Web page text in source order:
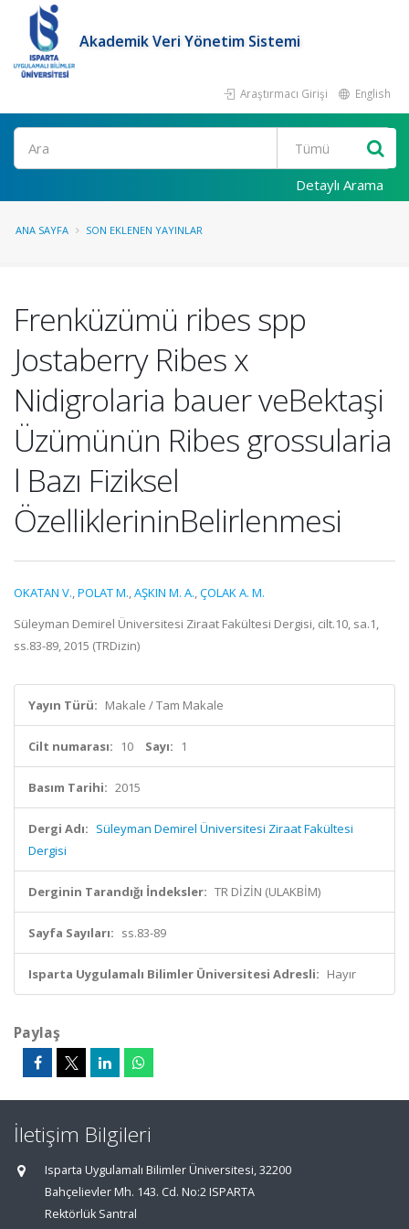
Akademik Veri Yönetim Sistemi
Araştırmacı Girişi English
Ara
Detaylı Arama
ANA SAYFA SON EKLENEN YAYINLAR
Frenküzümü ribes spp
Jostaberry Ribes x
Nidigrolaria bauer veBektaşi
Üzümünün Ribes grossularia
l Bazı Fiziksel
ÖzelliklerininBelirlenmesi
OKATAN V.,POLAT M.,AŞKIN M. A.,ÇOLAK A. M.
Süleyman Demirel Üniversitesi Ziraat Fakültesi Dergisi, cilt.10, sa.1,
ss.83-89, 2015 (TRDizin)
Yayın Türü: Makale / Tam Makale
Cilt numarası: 10 Sayı: 1
Basım Tarihi: 2015
Dergi Adı: Süleyman Demirel Üniversitesi Ziraat Fakültesi
Dergisi
Derginin Tarandığı İndeksler: TR DİZİN (ULAKBİM)
Sayfa Sayıları: ss.83-89
Isparta Uygulamalı Bilimler Üniversitesi Adresli: Hayır
Paylaş
İletişim Bilgileri
Isparta Uygulamalı Bilimler Üniversitesi, 32200
Bahçelievler Mh. 143. Cd. No:2 ISPARTA
Rektörlük Santral